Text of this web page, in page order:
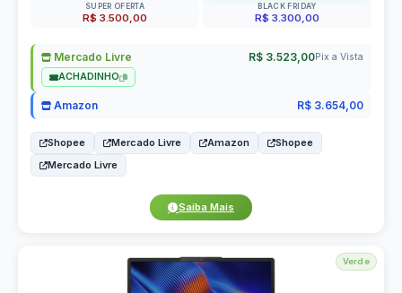
SUPER OFERTA
R$ 3.500,00
BLACK FRIDAY
R$ 3.300,00
Mercado Livre R$ 3.523,00Pix a Vista
ACHADINHO
Amazon R$ 3.654,00
Shopee Mercado Livre Amazon
Shopee
Mercado Livre
Saiba Mais
Verde